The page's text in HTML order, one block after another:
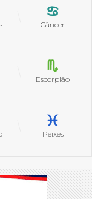
Câncer
Escorpião
Peixes